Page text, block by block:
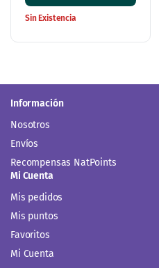
Sin Existencia
Información
Nosotros
Envíos
Recompensas NatPoints
Mi Cuenta
Mis pedidos
Mis puntos
Favoritos
Mi Cuenta